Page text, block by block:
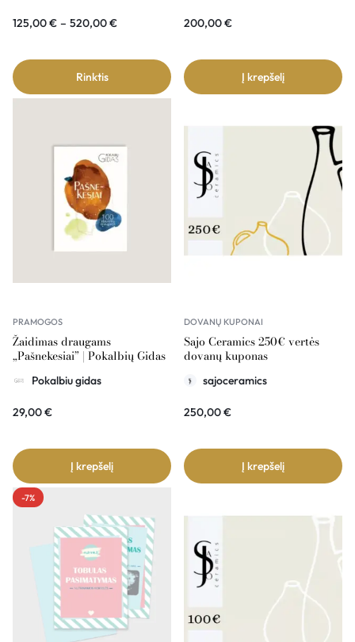
125,00€ – 520,00€
Rinktis
200,00€
Į krepšelį
PRAMOGOS
Žaidimas draugams
„Pašnekesiai” | Pokalbių Gidas
Pokalbiu gidas
29,00€
Į krepšelį
DOVANŲ KUPONAI
Sajo Ceramics 250€ vertės
dovanų kuponas
sajoceramics
250,00€
Į krepšelį
-7%